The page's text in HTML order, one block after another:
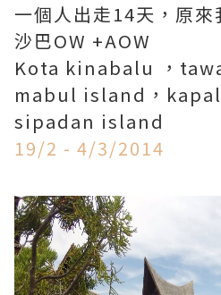
一個人出走14天，原來
沙巴OW +AOW
Kota kinabalu ，
mabul island，
sipadan island
19/2 - 4/3/2014